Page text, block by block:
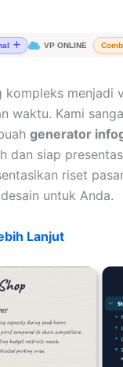
VP ONLINE
kompleks
waktu. Kami
generator
dan siap
riset
untuk Anda.
Lanjut